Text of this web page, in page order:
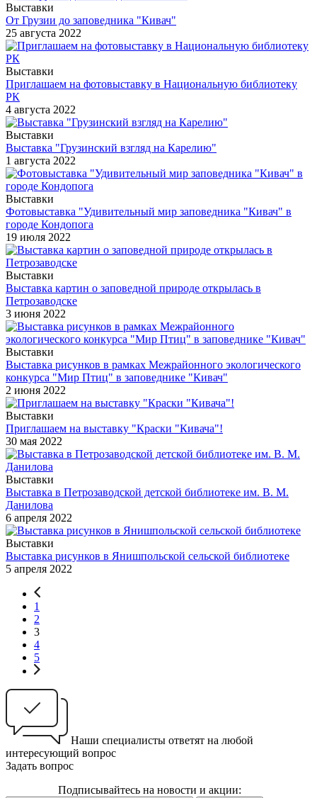
Выставки
От Грузии до заповедника "Кивач"
25 августа 2022
Выставки
Приглашаем на фотовыставку в Национальную библиотеку
РК
4 августа 2022
Выставки
Выставка "Грузинский взгляд на Карелию"
1 августа 2022
Выставки
Фотовыставка "Удивительный мир заповедника "Кивач" в
городе Кондопога
19 июля 2022
Выставки
Выставка картин о заповедной природе открылась в
Петрозаводске
3 июня 2022
Выставки
Выставка рисунков в рамках Межрайонного экологического
конкурса "Мир Птиц" в заповеднике "Кивач"
2 июня 2022
Выставки
Приглашаем на выставку "Краски "Кивача"!
30 мая 2022
Выставки
Выставка в Петрозаводской детской библиотеке им. В. М.
Данилова
6 апреля 2022
Выставки
Выставка рисунков в Янишпольской сельской библиотеке
5 апреля 2022
1
2
3
4
5
Наши специалисты ответят на любой
интересующий вопрос
Задать вопрос
Подписывайтесь на новости и акции: